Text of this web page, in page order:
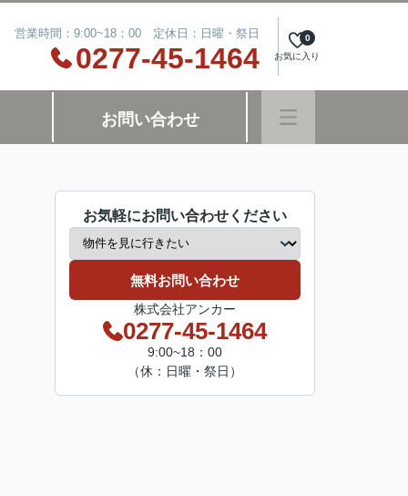
営業時間：9:00~18：00 定休日：日曜・祭日
0277-45-1464 お気に入り
0
お問い合わせ
お気軽にお問い合わせください
無料お問い合わせ
株式会社アンカー
0277-45-1464
9:00~18：00
（休：日曜・祭日）